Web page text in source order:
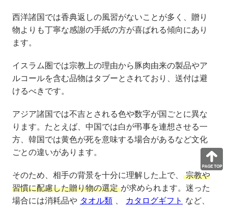
西洋諸国では香典返しの風習がないことが多く、贈り
物よりも丁寧な感謝の手紙の方が喜ばれる傾向にあり
ます。
イスラム圏では宗教上の理由から豚肉由来の製品やア
ルコールを含む品物はタブーとされており、送付は避
けるべきです。
アジア諸国では不吉とされる色や数字が国ごとに異な
ります。たとえば、中国では白が弔事を連想させる一
方、韓国では黄色が死を意味する場合があるなど文化
ごとの違いがあります。
そのため、相手の背景を十分に理解した上で、 宗教や
習慣に配慮した贈り物の選定 が求められます。迷った
場合には消耗品や タオル類 カタログギフト など、